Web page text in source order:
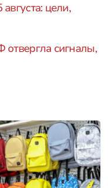
цели,
сигналы,